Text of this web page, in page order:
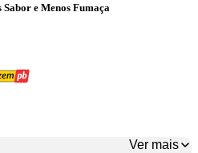
e Menos Fumaça
Ver mais